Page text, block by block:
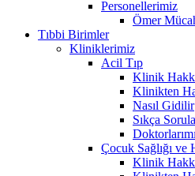
Personellerimiz
Ömer
Tıbbi Birimler
Kliniklerimiz
Acil Tıp
Klinik
Klinikten
Nasıl Gidilir
Sıkça
Çocuk Sağlığı ve
Klinik